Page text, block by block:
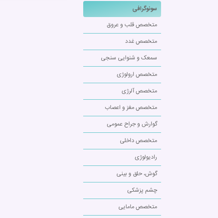
سونوگرافی
متخصص قلب و عروق
متخصص غدد
سمعک و شنوایی سنجی
متخصص ارولوژی
متخصص آلرژی
متخصص مغز و اعصاب
گوارش و جراح عمومی
متخصص داخلی
رادیولوژی
گوش، حلق و بینی
چشم پزشکی
متخصص مامایی